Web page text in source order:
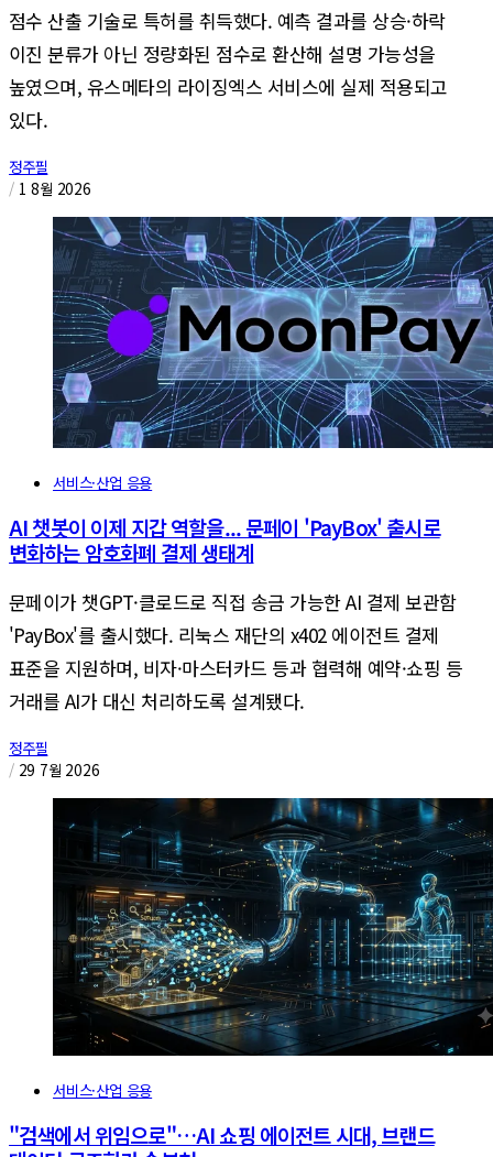
점수 산출 기술로 특허를 취득했다. 예측 결과를 상승·하락
이진 분류가 아닌 정량화된 점수로 환산해 설명 가능성을
높였으며, 유스메타의 라이징엑스 서비스에 실제 적용되고
있다.
정주필
/ 1 8월 2026
서비스·산업 응용
AI 챗봇이 이제 지갑 역할을... 문페이 'PayBox' 출시로
변화하는 암호화폐 결제 생태계
문페이가 챗GPT·클로드로 직접 송금 가능한 AI 결제 보관함
'PayBox'를 출시했다. 리눅스 재단의 x402 에이전트 결제
표준을 지원하며, 비자·마스터카드 등과 협력해 예약·쇼핑 등
거래를 AI가 대신 처리하도록 설계됐다.
정주필
/ 29 7월 2026
서비스·산업 응용
"검색에서 위임으로"…AI 쇼핑 에이전트 시대, 브랜드